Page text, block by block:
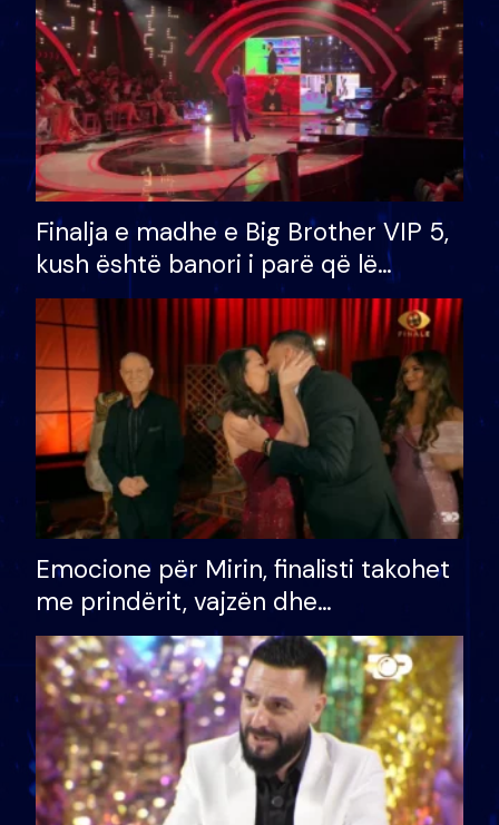
Finalja e madhe e Big Brother VIP 5,
kush është banori i parë që lë
shtëpinë dhe humb mundësinë për
të fituar çmimin e madh
Emocione për Mirin, finalisti takohet
me prindërit, vajzën dhe
bashkëshorten: S’kemi ndonjë letër
divorci apo jo?